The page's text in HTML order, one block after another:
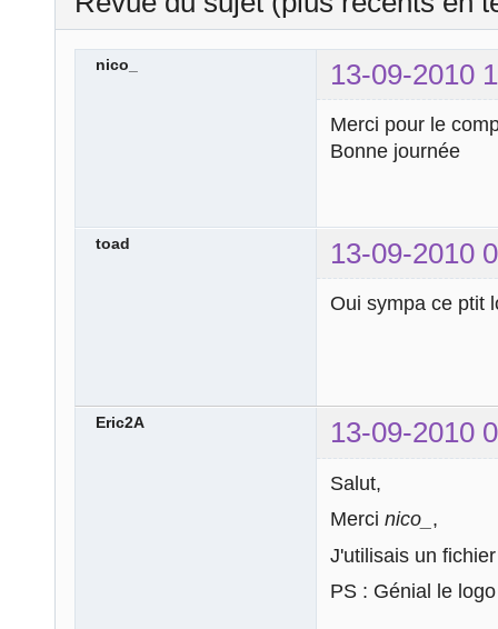
nico_ 13-09-2010
Merci pour le
Bonne journée
toad 13-09-2010
Oui sympa ce ptit
Eric2A 13-09-2010
Salut,
Merci nico_ ,
J'utilisais un
PS : Génial le